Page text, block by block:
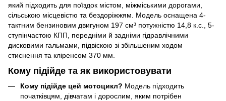
який підходить для поїздок містом, міжміськими дорогами,
сільською місцевістю та бездоріжжям. Модель оснащена 4-
тактним бензиновим двигуном 197 см³ потужністю 14,8 к.с., 5-
ступінчастою КПП, передніми й задніми гідравлічними
дисковими гальмами, підвіскою зі збільшеним ходом
стиснення та кліренсом 370 мм.
Кому підійде та як використовувати
Кому підійде цей мотоцикл? Модель підходить
початківцям, дівчатам і дорослим, яким потрібен